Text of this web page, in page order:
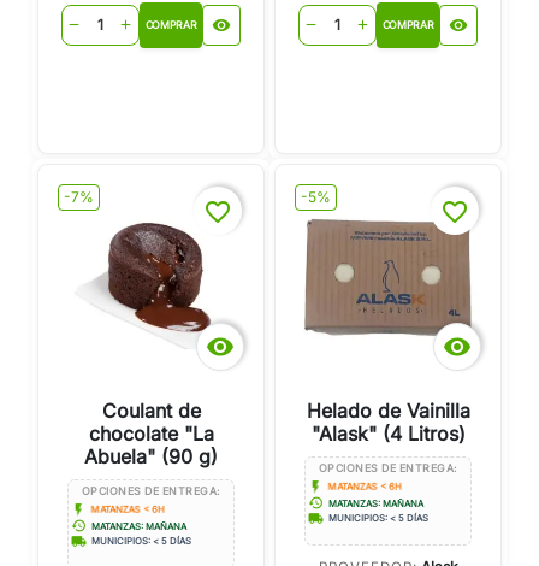
remove add COMPRAR visibility remove add COMPRAR visibility
-7%

favorite_border
Coulant de
chocolate "La
Abuela" (90 g)
OPCIONES DE ENTREGA:
flash_on MATANZAS < 6H
history MATANZAS: MAÑANA
local_shipping MUNICIPIOS: < 5 DÍAS
-5%

favorite_border
Helado de Vainilla
"Alask" (4 Litros)
OPCIONES DE ENTREGA:
flash_on MATANZAS < 6H
history MATANZAS: MAÑANA
local_shipping MUNICIPIOS: < 5 DÍAS